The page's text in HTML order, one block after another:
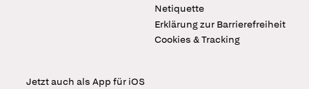
Netiquette
Erklärung zur Barrierefreiheit
Cookies & Tracking
Jetzt auch als App für iOS